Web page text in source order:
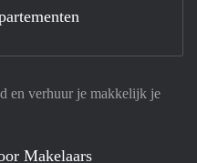
en verhuur je makkelijk je
Makelaars